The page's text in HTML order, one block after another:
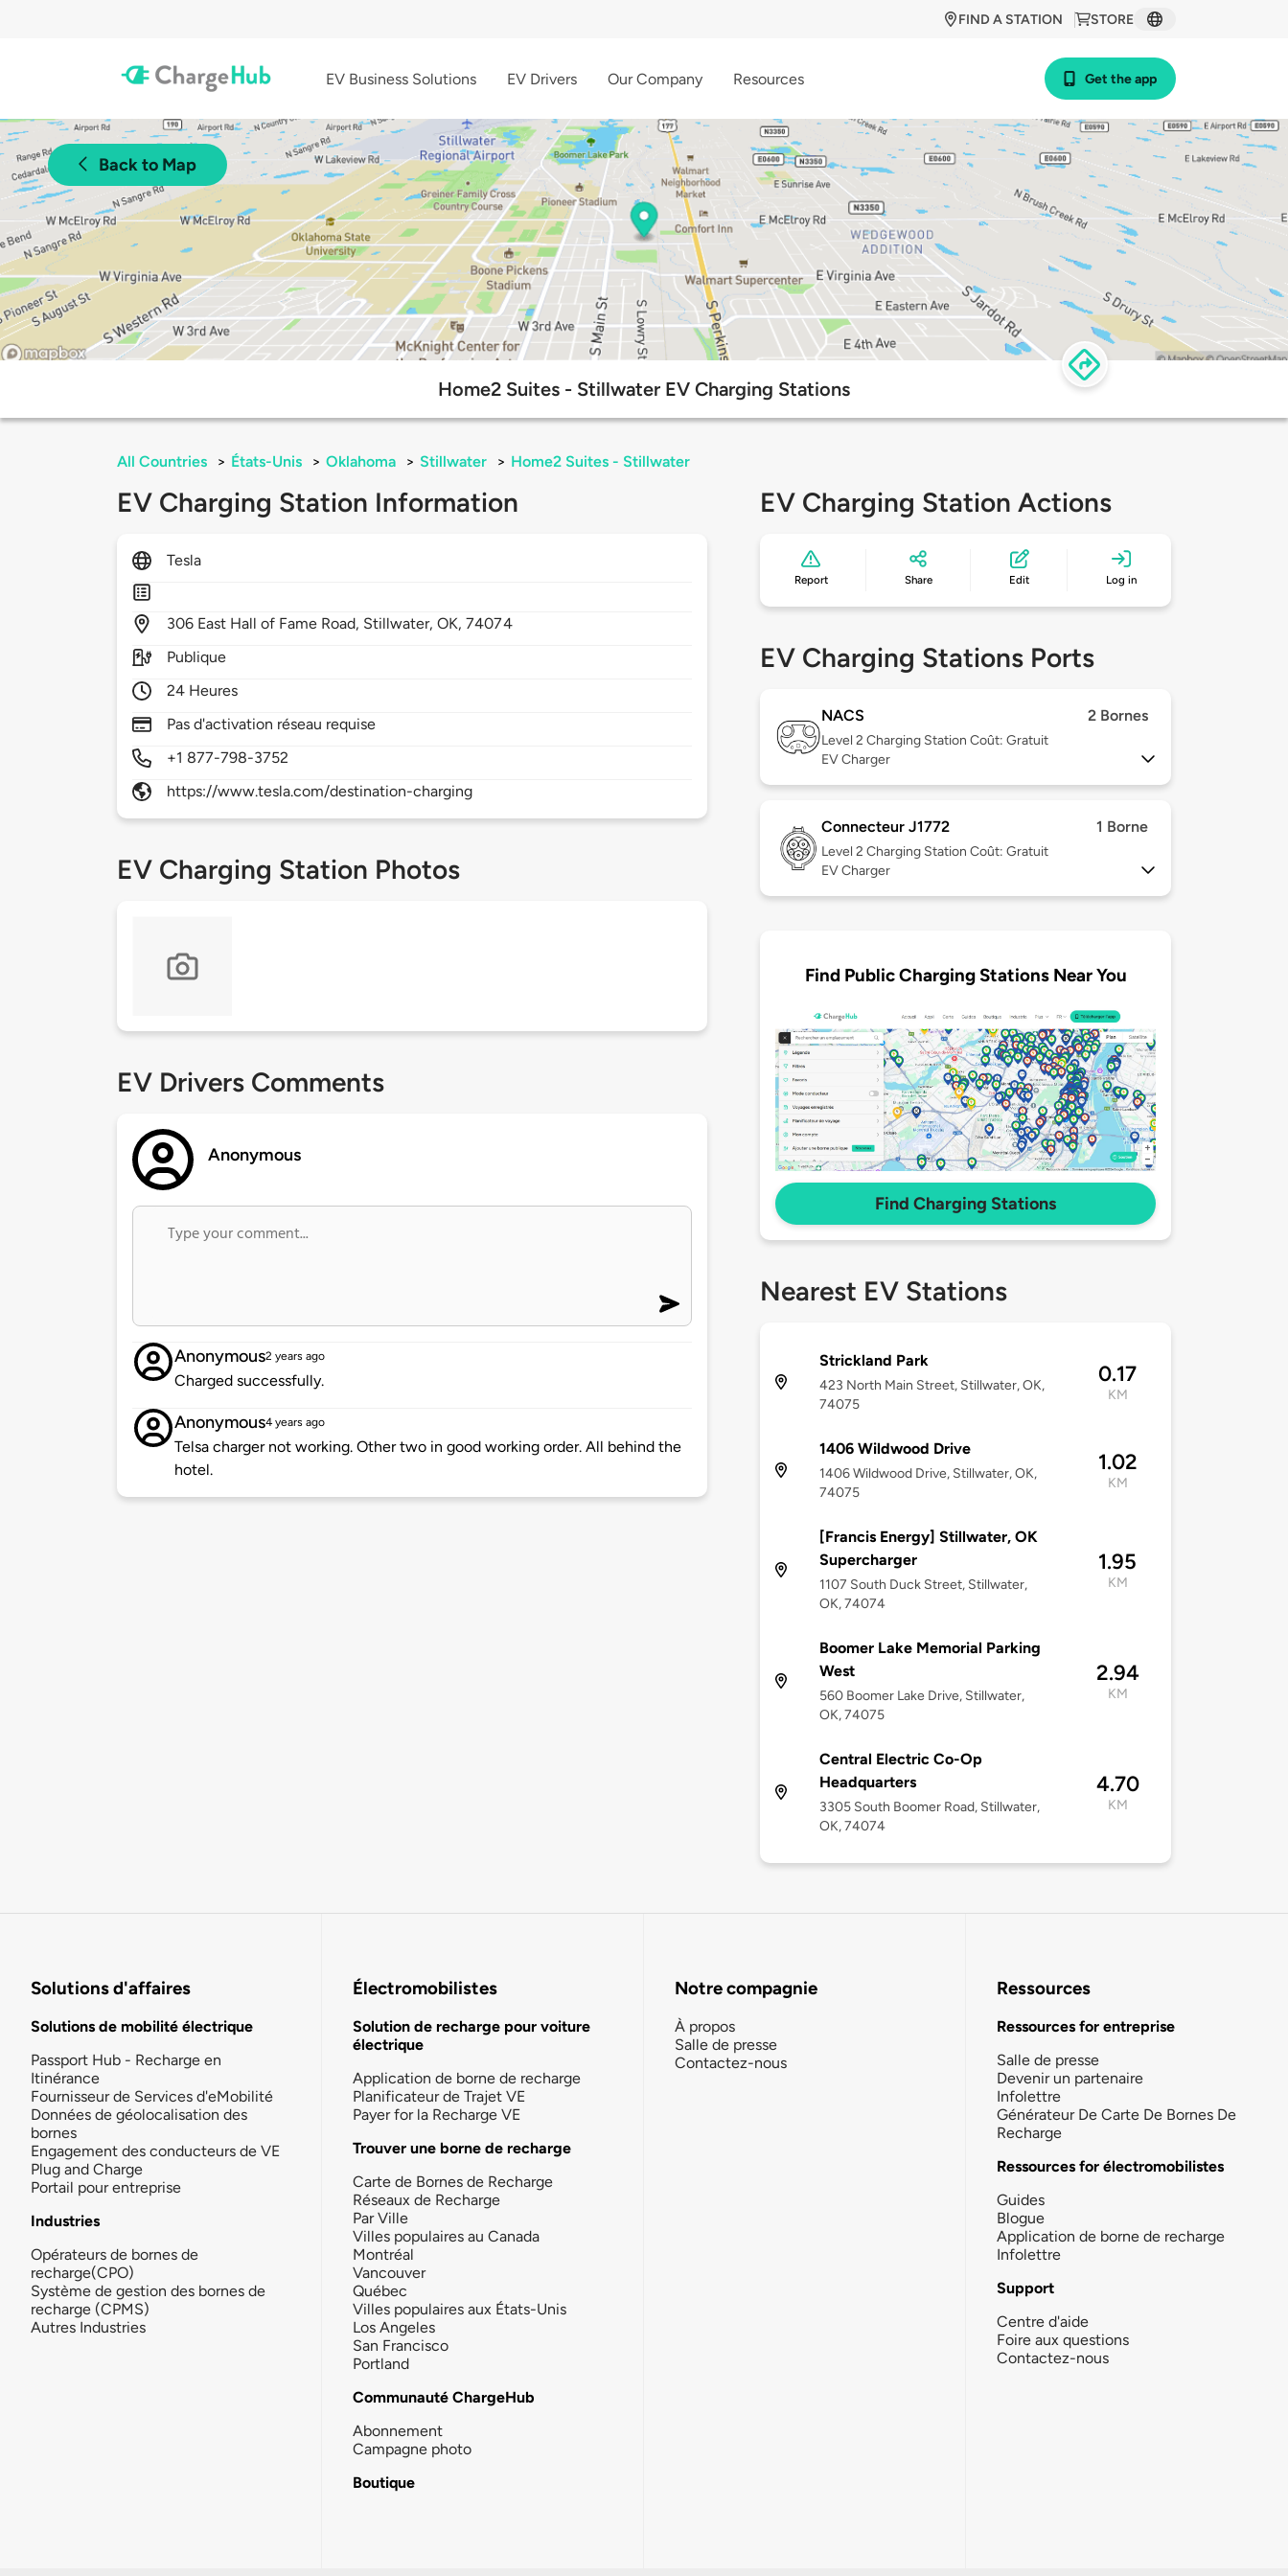
STORE
FIND A STATION
EV Business Solutions EV Drivers Our Company Resources Get the app
Back to Map
Home2 Suites - Stillwater EV Charging Stations
All Countries > États-Unis > Oklahoma > Stillwater > Home2 Suites - Stillwater
EV Charging Station Information
Tesla
306 East Hall of Fame Road, Stillwater,OK,74074
Publique
24 Heures
Pas d'activation réseau requise
+1 877-798-3752
https://www.tesla.com/destination-charging
EV Charging Station Photos
EV Drivers Comments
Anonymous
Anonymous2 years ago
Charged successfully.
Anonymous4 years ago
Telsa charger not working. Other two in good working order. All behind the
hotel.
EV Charging Station Actions
Report Share Edit Log in
EV Charging Stations Ports
NACS 2 Bornes
Level 2 Charging Station Coût: Gratuit
EV Charger
Connecteur J1772 1 Borne
Level 2 Charging Station Coût: Gratuit
EV Charger
Find Public Charging Stations Near You
Find Charging Stations
Nearest EV Stations
Strickland Park
423 North Main Street, Stillwater, OK,
74075
0.17
KM
1406 Wildwood Drive
1406 Wildwood Drive, Stillwater, OK,
74075
1.02
KM
[Francis Energy] Stillwater, OK
Supercharger
1107 South Duck Street, Stillwater,
OK, 74074
1.95
KM
Boomer Lake Memorial Parking
West
560 Boomer Lake Drive, Stillwater,
OK, 74075
2.94
KM
Central Electric Co-Op
Headquarters
3305 South Boomer Road, Stillwater,
OK, 74074
4.70
KM
Solutions d'affaires
Solutions de mobilité électrique
Passport Hub - Recharge en
Itinérance
Fournisseur de Services d'eMobilité
Données de géolocalisation des
bornes
Engagement des conducteurs de VE
Plug and Charge
Portail pour entreprise
Industries
Opérateurs de bornes de
recharge(CPO)
Système de gestion des bornes de
recharge (CPMS)
Autres Industries
Électromobilistes
Solution de recharge pour voiture
électrique
Application de borne de recharge
Planificateur de Trajet VE
Payer for la Recharge VE
Trouver une borne de recharge
Carte de Bornes de Recharge
Réseaux de Recharge
Par Ville
Villes populaires au Canada
Montréal
Vancouver
Québec
Villes populaires aux États-Unis
Los Angeles
San Francisco
Portland
Communauté ChargeHub
Abonnement
Campagne photo
Boutique
Notre compagnie
À propos
Salle de presse
Contactez-nous
Ressources
Ressources for entreprise
Salle de presse
Devenir un partenaire
Infolettre
Générateur De Carte De Bornes De
Recharge
Ressources for électromobilistes
Guides
Blogue
Application de borne de recharge
Infolettre
Support
Centre d'aide
Foire aux questions
Contactez-nous